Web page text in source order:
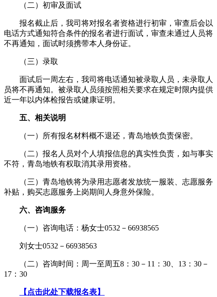
（二）初审及面试
报名截止后，我司将对报名者资格进行初审，审查后会以
电话方式通知符合条件的报名者进行面试，审查未通过人员将
不再通知，面试时须携带本人身份证。
（三）录取
面试后一周左右，我司将电话通知被录取人员，未录取人
员将不再通知。被录取人员须按照相关要求在规定时限内提供
近一年以内体检报告或健康证明。
五、相关说明
（一）所有报名材料概不退还，青岛地铁负责保密。
（二）报名人员对个人填报信息的真实性负责，如与事实
不符，青岛地铁有权取消其录用资格。
（三）青岛地铁将为录用志愿者发放统一服装、志愿服务
补贴，购买志愿服务上岗期间人身意外保险。
六、咨询服务
（一）咨询电话：杨女士0532－66938565
刘女士0532－66938563
（二）咨询时间：周一至周五8：30－11：30、13：30－
17：30
【点击此处下载报名表】